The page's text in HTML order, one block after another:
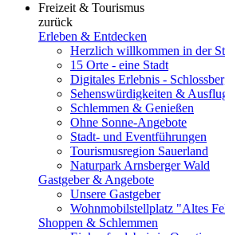
Freizeit & Tourismus
zurück
Erleben & Entdecken
Herzlich willkommen in der
15 Orte - eine Stadt
Digitales Erlebnis -
Sehenswürdigkeiten &
Schlemmen & Genießen
Ohne Sonne-Angebote
Stadt- und Eventführungen
Tourismusregion Sauerland
Naturpark Arnsberger Wald
Gastgeber & Angebote
Unsere Gastgeber
Wohnmobilstellplatz "Altes
Shoppen & Schlemmen